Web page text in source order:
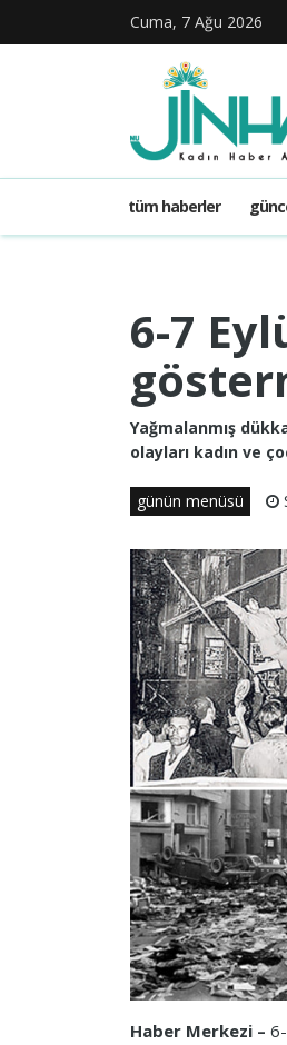
Cuma, 7 Ağu 2026
tüm haberler
6-7
Yağmalanmış
olayları kadın ve
günün menüsü
Haber Merkezi –